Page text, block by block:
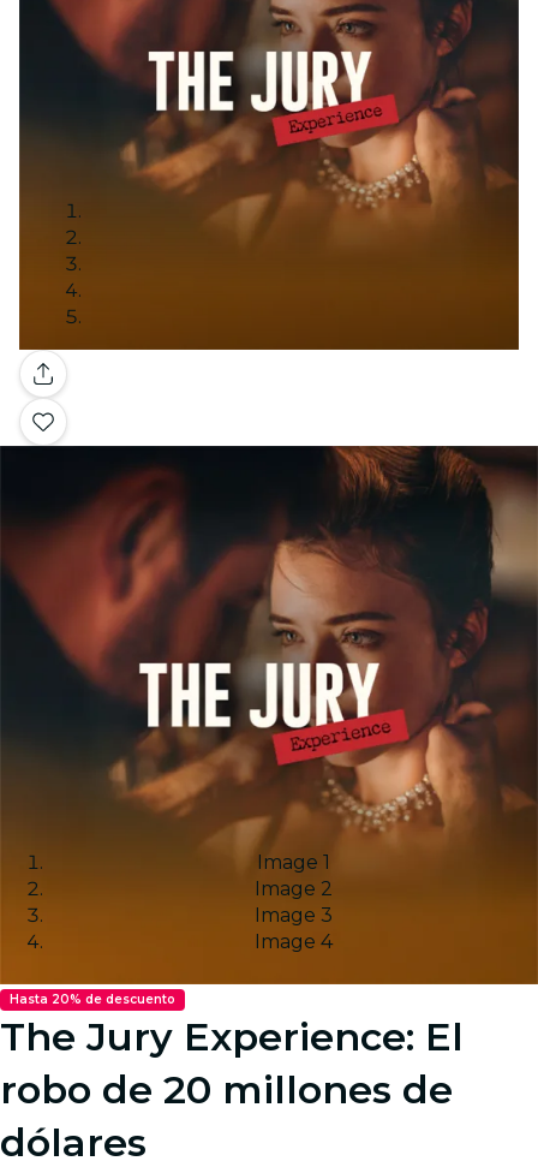
Galería
Image 1
Image 2
Image 3
Image 4
Hasta 20% de descuento
The Jury Experience: El
robo de 20 millones de
dólares